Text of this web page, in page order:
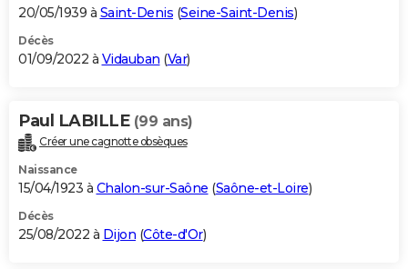
20/05/1939 à Saint-Denis (Seine-Saint-Denis)
Décès
01/09/2022 à Vidauban (Var)
Paul LABILLE (99 ans)
Créer une cagnotte obsèques
Naissance
15/04/1923 à Chalon-sur-Saône (Saône-et-Loire)
Décès
25/08/2022 à Dijon (Côte-d'Or)